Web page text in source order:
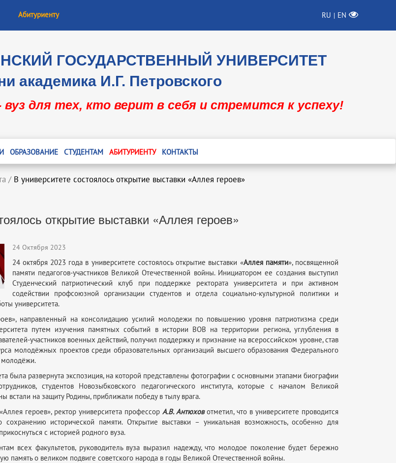
Абитуриенту RU | EN
ГОСУДАРСТВЕННЫЙ УНИВЕРСИТЕТ
академика И.Г. Петровского
вуз для тех, кто верит в себя и стремится к успеху!
ОБРАЗОВАНИЕ СТУДЕНТАМ АБИТУРИЕНТУ КОНТАКТЫ
/ В университете состоялось открытие выставки «Аллея героев»
открытие выставки «Аллея героев»
24 Октября 2023
24 октября 2023 года в университете состоялось открытие выставки «Аллея памяти», посвященной
памяти педагогов-участников Великой Отечественной войны. Инициатором ее создания выступил
Студенческий патриотический клуб при поддержке ректората университета и при активном
содействии профсоюзной организации студентов и отдела социально-культурной политики и
университета.
направленный на консолидацию усилий молодежи по повышению уровня патриотизма среди
путем изучения памятных событий в истории ВОВ на территории региона, углубления в
участников военных действий, получил поддержку и признание на всероссийском уровне, став
молодёжных проектов среди образовательных организаций высшего образования Федерального
молодёжи.
была развернута экспозиция, на которой представлены фотографии с основными этапами биографии
студентов Новозыбковского педагогического института, которые с началом Великой
встали на защиту Родины, приближали победу в тылу врага.
героев», ректор университета профессорА.В. Антюховотметил, что в университете проводится
сохранению исторической памяти. Открытие выставки – уникальная возможность, особенно для
с историей родного вуза.
всех факультетов, руководитель вуза выразил надежду, что молодое поколение будет бережно
память о великом подвиге советского народа в годы Великой Отечественной войны.